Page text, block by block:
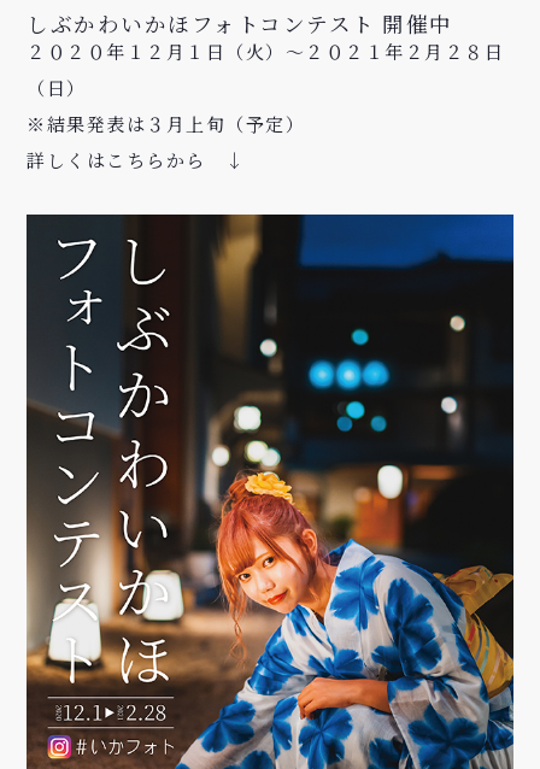
しぶかわいかほフォトコンテスト 開催中
２０２０年１２月１日（火）～２０２１年２月２８日
（日）
※結果発表は３月上旬（予定）
詳しくはこちらから ↓